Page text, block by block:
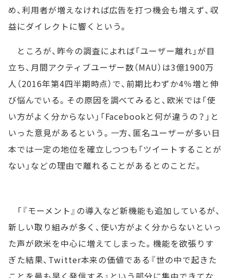
め、利用者が増えなければ広告を打つ機会も増えず、収
益にダイレクトに響くという。
ところが、昨今の調査によれば「ユーザー離れ」が目
立ち、月間アクティブユーザー数（MAU）は3億1900万
人（2016年第4四半期時点）で、前期比わずか4％増と伸
び悩んでいる。その原因を調べてみると、欧米では「使
い方がよく分からない」「Facebookと何が違うの？」と
いった意見があるという。一方、匿名ユーザーが多い日
本では一定の地位を確立しつつも「ツイートすることが
ない」などの理由で離れることがあるとのことだ。
「『モーメント』の導入など新機能も追加しているが、
新しい取り組みが多く、使い方がよく分からないといっ
た声が欧米を中心に増えてしまった。機能を欲張りす
ぎた結果、Twitter本来の価値である『世の中で起きた